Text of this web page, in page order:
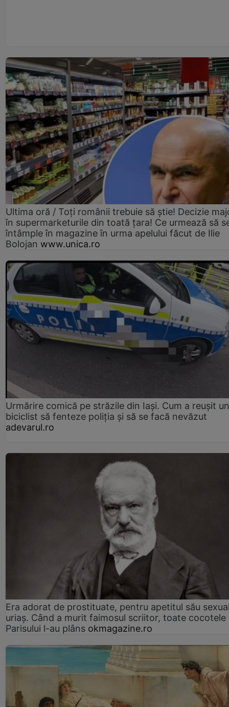
Ultima oră / Toți românii trebuie să știe! Decizie
în supermarketurile din toată țara! Ce urmează să
întâmple în magazine în urma apelului făcut de Ilie
Bolojan www.unica.ro
Urmărire comică pe străzile din Iași. Cum a reușit un
biciclist să fenteze poliția și să se facă nevăzut
adevarul.ro
Era adorat de prostituate, pentru apetitul său
uriaș. Când a murit faimosul scriitor, toate cocotele
Parisului l-au plâns okmagazine.ro